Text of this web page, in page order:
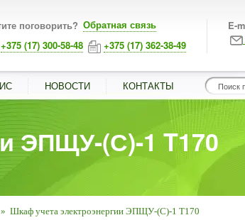
поговорить? Обратная связь
+375 (17) 300-58-48
+375 (17) 362-38-49
E-
НОВОСТИ КОНТАКТЫ
ЭПЩУ-(С)-1 T170
» Шкаф учета электроэнергии ЭПЩУ-(С)-1 T170